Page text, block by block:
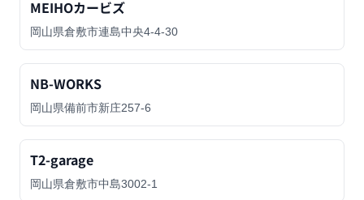
MEIHOカービズ
岡山県倉敷市連島中央4-4-30
NB-WORKS
岡山県備前市新庄257-6
T2-garage
岡山県倉敷市中島3002-1